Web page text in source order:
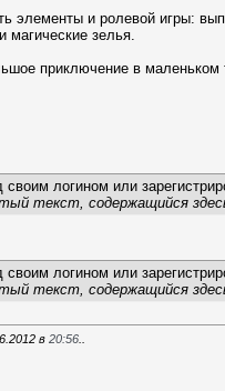
элементы и ролевой игры:
магические зелья.
приключение в маленьком
логином или
текст, содержащийся
логином или
текст, содержащийся
в 20:56